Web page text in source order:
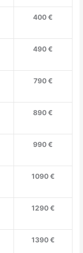
400€
490€
790€
890€
990€
1090 €
1290€
1390€